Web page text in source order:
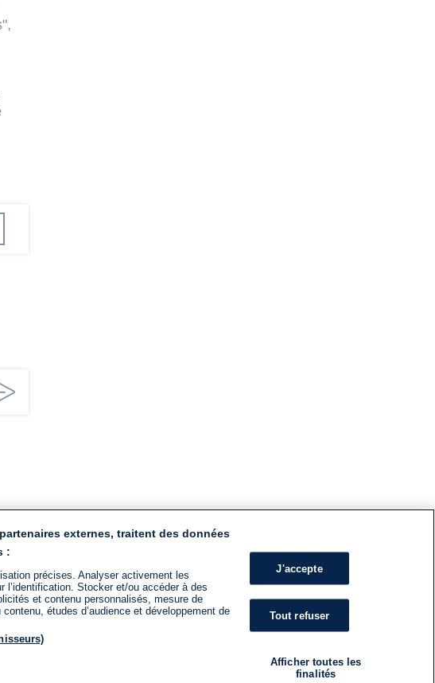
externes, traitent des données
:
précises. Analyser activement les
l’identification. Stocker et/ou accéder à des
et contenu personnalisés, mesure de
études d’audience et développement de
J'accepte
Tout refuser
Afficher toutes les
finalités